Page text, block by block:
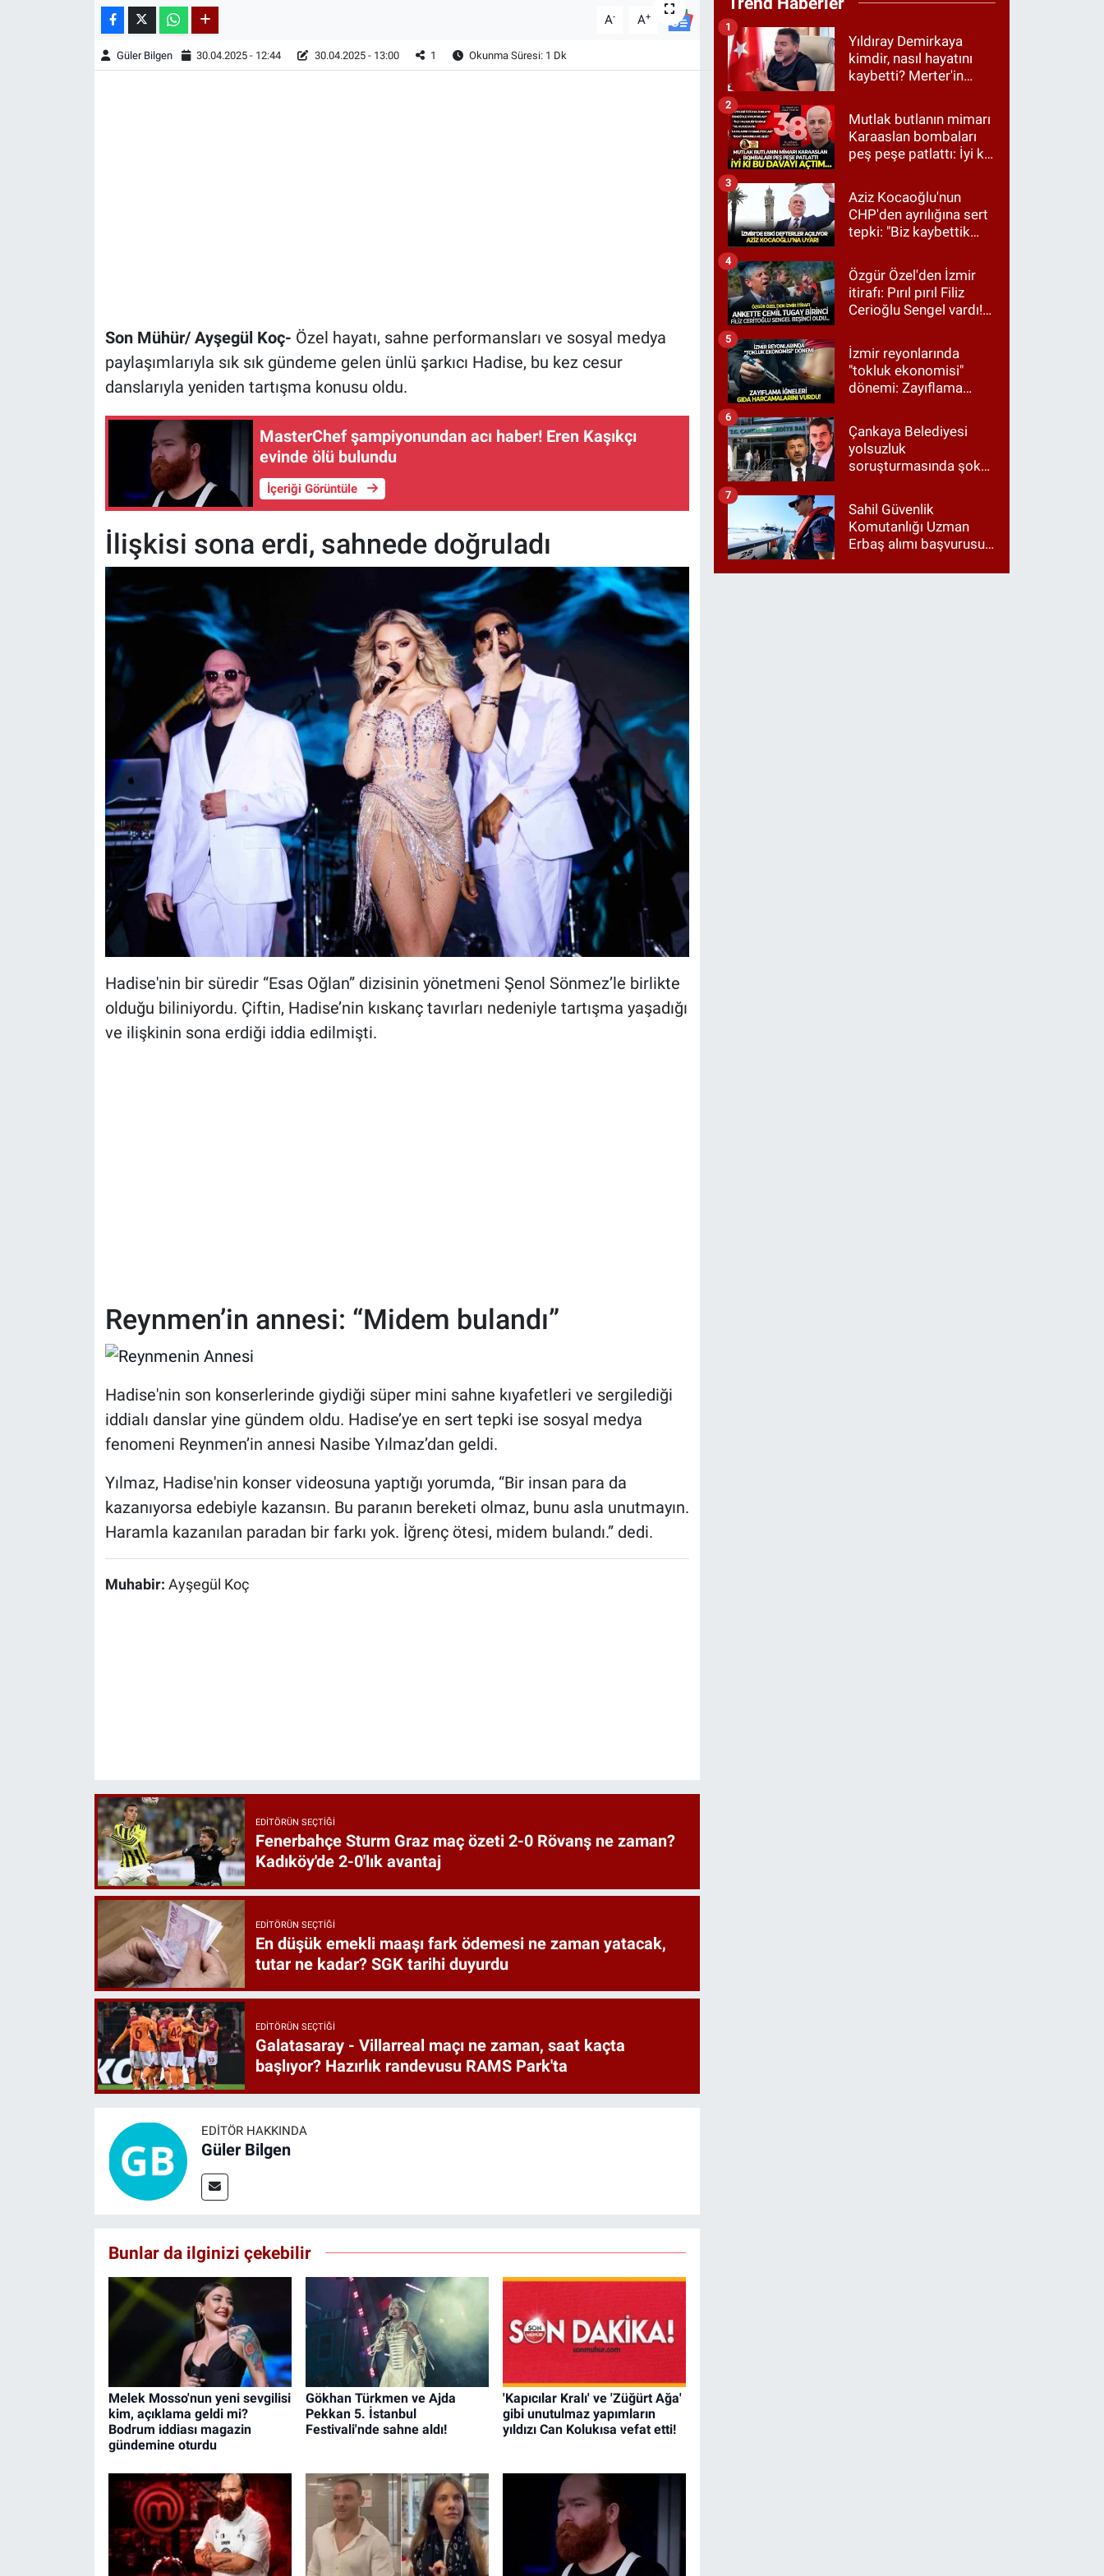
A- A+
Güler Bilgen 30.04.2025 - 12:44 30.04.2025 - 13:00 1 Okunma Süresi: 1 Dk
Son Mühür/ Ayşegül Koç- Özel hayatı, sahne performansları ve sosyal medya
paylaşımlarıyla sık sık gündeme gelen ünlü şarkıcı Hadise, bu kez cesur
danslarıyla yeniden tartışma konusu oldu.
MasterChef şampiyonundan acı haber! Eren Kaşıkçı
evinde ölü bulundu
İçeriği Görüntüle
İlişkisi sona erdi, sahnede doğruladı
Hadise'nin bir süredir “Esas Oğlan” dizisinin yönetmeni Şenol Sönmez’le birlikte
olduğu biliniyordu. Çiftin, Hadise’nin kıskanç tavırları nedeniyle tartışma yaşadığı
ve ilişkinin sona erdiği iddia edilmişti.
Reynmen’in annesi: “Midem bulandı”
Hadise'nin son konserlerinde giydiği süper mini sahne kıyafetleri ve sergilediği
iddialı danslar yine gündem oldu. Hadise’ye en sert tepki ise sosyal medya
fenomeni Reynmen’in annesi Nasibe Yılmaz’dan geldi.
Yılmaz, Hadise'nin konser videosuna yaptığı yorumda, “Bir insan para da
kazanıyorsa edebiyle kazansın. Bu paranın bereketi olmaz, bunu asla unutmayın.
Haramla kazanılan paradan bir farkı yok. İğrenç ötesi, midem bulandı.” dedi.
Muhabir: Ayşegül Koç
EDITÖRÜN SEÇTIĞI
Fenerbahçe Sturm Graz maç özeti 2-0 Rövanş ne zaman?
Kadıköy'de 2-0'lık avantaj
EDITÖRÜN SEÇTIĞI
En düşük emekli maaşı fark ödemesi ne zaman yatacak,
tutar ne kadar? SGK tarihi duyurdu
EDITÖRÜN SEÇTIĞI
Galatasaray - Villarreal maçı ne zaman, saat kaçta
başlıyor? Hazırlık randevusu RAMS Park'ta
EDITÖR HAKKINDA
Güler Bilgen
Bunlar da ilginizi çekebilir
Melek Mosso'nun yeni sevgilisi
kim, açıklama geldi mi?
Bodrum iddiası magazin
gündemine oturdu
Gökhan Türkmen ve Ajda
Pekkan 5. İstanbul
Festivali'nde sahne aldı!
'Kapıcılar Kralı' ve 'Züğürt Ağa'
gibi unutulmaz yapımların
yıldızı Can Kolukısa vefat etti!
Yıldıray Demirkaya
kimdir, nasıl hayatını
kaybetti? Merter'in
mesajı
1
Mutlak butlanın mimarı
Karaaslan bombaları
peş peşe patlattı: İyi ki
2
Aziz Kocaoğlu'nun
CHP'den ayrılığına sert
tepki: "Biz kaybettik
etmedik"
3
Özgür Özel'den İzmir
itirafı: Pırıl pırıl Filiz
Cerioğlu Sengel vardı!
Tugay birinci çıktı
4
İzmir reyonlarında
"tokluk ekonomisi"
dönemi: Zayıflama
harcamalarını vurdu!
5
Çankaya Belediyesi
yolsuzluk
soruşturmasında şok
Ağbaba yönetiyordu..."
6
Sahil Güvenlik
Komutanlığı Uzman
Erbaş alımı başvurusu
başvuru şartları neler?
7